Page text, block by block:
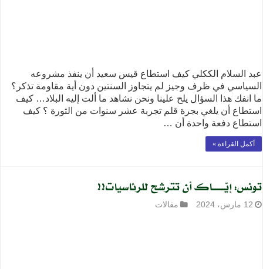
عبد السلام الككلي كيف استطاع قيس سعيد أن ينفذ مشروعه
السياسي في ظرف وجيز لم يتجاوز السنتين دون أية مقاومة تذكر؟
ما انفك هذا السؤال يلح علينا ونحن نشاهد ما ألت إليه البلاد… كيف
استطاع أن يلغي بجرة قلم تجربة عشر سنوات من الثورة ؟ كيف
استطاع دفعة واحدة أن …
أكمل القراءة »
تونس: إيّـــــــاك أن تترشح للرئاسيات!!
12 مارس، 2024 مقالات